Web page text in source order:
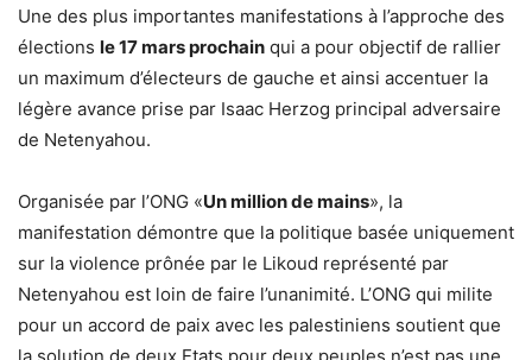
Une des plus importantes manifestations à l’approche des
élections le 17 mars prochain qui a pour objectif de rallier
un maximum d’électeurs de gauche et ainsi accentuer la
légère avance prise par Isaac Herzog principal adversaire
de Netenyahou.
Organisée par l’ONG «Un million de mains», la
manifestation démontre que la politique basée uniquement
sur la violence prônée par le Likoud représenté par
Netenyahou est loin de faire l’unanimité. L’ONG qui milite
pour un accord de paix avec les palestiniens soutient que